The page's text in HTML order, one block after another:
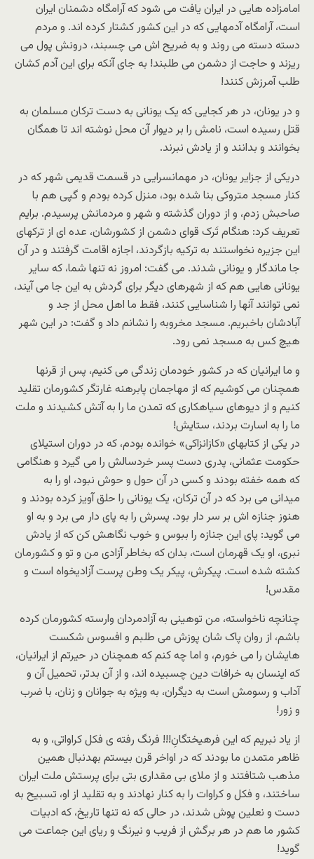
امامزاده هایی در ایران یافت می شود که آرامگاه دشمنان ایران
است، آرامگاه آدمهایی که در این کشور کشتار کرده اند. و مردم
دسته دسته می روند و به ضریح اش می چسبند، درونش پول می
ریزند و حاجت از دشمن می طلبند! به جای آنکه برای این آدم کشان
طلب آمرزش کنند!
و در یونان، در هر کجایی که یک یونانی به دست ترکان مسلمان به
قتل رسیده است، نامش را بر دیوار آن محل نوشته اند تا همگان
بخوانند و بدانند و از یادش نبرند.
دریکی از جزایر یونان، در مهمانسرایی در قسمت قدیمی شهر که در
کنار مسجد متروکی بنا شده بود، منزل کرده بودم و گپی هم با
صاحبش زدم، و از دوران گذشته و شهر و مردمانش پرسیدم. برایم
تعریف کرد: هنگام تَرک قوای دشمن از کشورشان، عده ای از ترکهای
این جزیره نخواستند به ترکیه بازگردند، اجازه اقامت گرفتند و در آن
جا ماندگار و یونانی شدند. می گفت: امروز نه تنها شما، که سایر
یونانی هایی هم که از شهرهای دیگر برای گردش به این جا می آیند،
نمی توانند آنها را شناسایی کنند، فقط ما اهل محل از جد و
آبادشان باخبریم. مسجد مخروبه را نشانم داد و گفت: در این شهر
هیچ کس به مسجد نمی رود.
و ما ایرانیان که در کشور خودمان زندگی می کنیم، پس از قرنها
همچنان می کوشیم که از مهاجمان پابرهنه غارتگر کشورمان تقلید
کنیم و از دیوهای سیاهکاری که تمدن ما را به آتش کشیدند و ملت
ما را به اسارت بردند، ستایش!
در یکی از کتابهای «کازانزاکی» خوانده بودم، که در دوران استیلای
حکومت عثمانی، پدری دست پسر خردسالش را می گیرد و هنگامی
که همه خفته بودند و کسی در آن حول و حوش نبود، او را به
میدانی می برد که در آن ترکان، یک یونانی را حلق آویز کرده بودند و
هنوز جنازه اش بر سر دار بود. پسرش را به پای دار می برد و به او
می گوید: پای این جنازه را ببوس و خوب نگاهش کن که از یادش
نبری، او یک قهرمان است، بدان که بخاطر آزادی من و تو و کشورمان
کشته شده است. پیکرش، پیکر یک وطن پرست آزادیخواه است و
مقدس!
چنانچه ناخواسته، من توهینی به آزادمردان وارسته کشورمان کرده
باشم، از روان پاک شان پوزش می طلبم و افسوس شکست
هایشان را می خورم، و اما چه کنم که همچنان در حیرتم از ایرانیان،
که اینسان به خرافات دین چسبیده اند، و از آن بدتر، تحمیل آن و
آداب و رسومش است به دیگران، به ویژه به جوانان و زنان، با ضرب
و زور!
از یاد نبریم که این فرهیختگانِ!!! فرنگ رفته ی فکل کراواتی، و به
ظاهر متمدن ما بودند که در اواخر قرن بیستم بهدنبال همین
مذهب شتافتند و از ملای بی مقداری بتی برای پرستش ملت ایران
ساختند، و فکل و کراوات را به کنار نهادند و به تقلید از او، تسبیح به
دست و نعلین پوش شدند، در حالی که نه تنها تاریخ، که ادبیات
کشور ما هم در هر برگش از فریب و نیرنگ و ریای این جماعت می
گوید!